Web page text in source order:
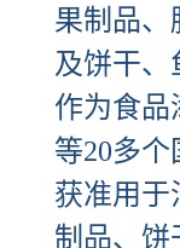
果制品、
及饼干、
作为食品
等20多个
获准用于
制品、饼